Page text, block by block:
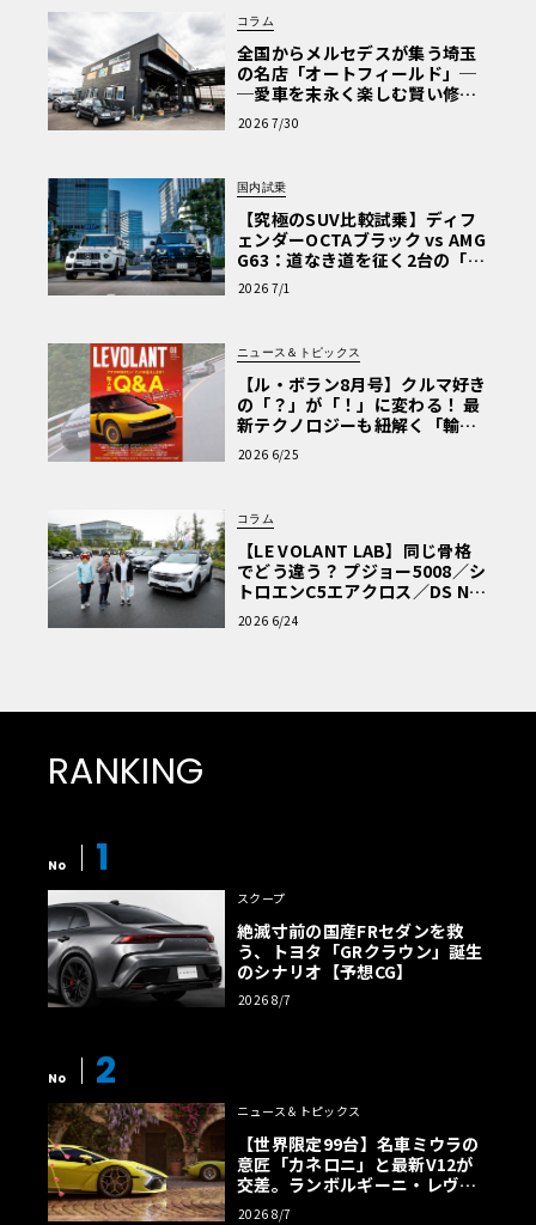
コラム
全国からメルセデスが集う埼玉
の名店「オートフィールド」─
─愛車を末永く楽しむ賢い修理
術と、プロがフックス製オイル
を選ぶ理由〈PR〉
2026 7/30
国内試乗
【究極のSUV比較試乗】ディフ
ェンダーOCTAブラック vs AMG
G63：道なき道を征く2台の「対
極的アプローチ」
2026 7/1
ニュース＆トピックス
【ル・ボラン8月号】クルマ好き
の「？」が「！」に変わる！ 最
新テクノロジーも紐解く「輸入
車Q&A」
2026 6/25
コラム
【LE VOLANT LAB】同じ骨格
でどう違う？ プジョー5008／シ
トロエンC5エアクロス／DS Nº4
読者一気乗りレポート
2026 6/24
RANKING
No 1
スクープ
絶滅寸前の国産FRセダンを救
う、トヨタ「GRクラウン」誕生
のシナリオ【予想CG】
2026 8/7
No 2
ニュース＆トピックス
【世界限定99台】名車ミウラの
意匠「カネロニ」と最新V12が
交差。ランボルギーニ・レヴエ
ルトに60周年記念車が登場
2026 8/7